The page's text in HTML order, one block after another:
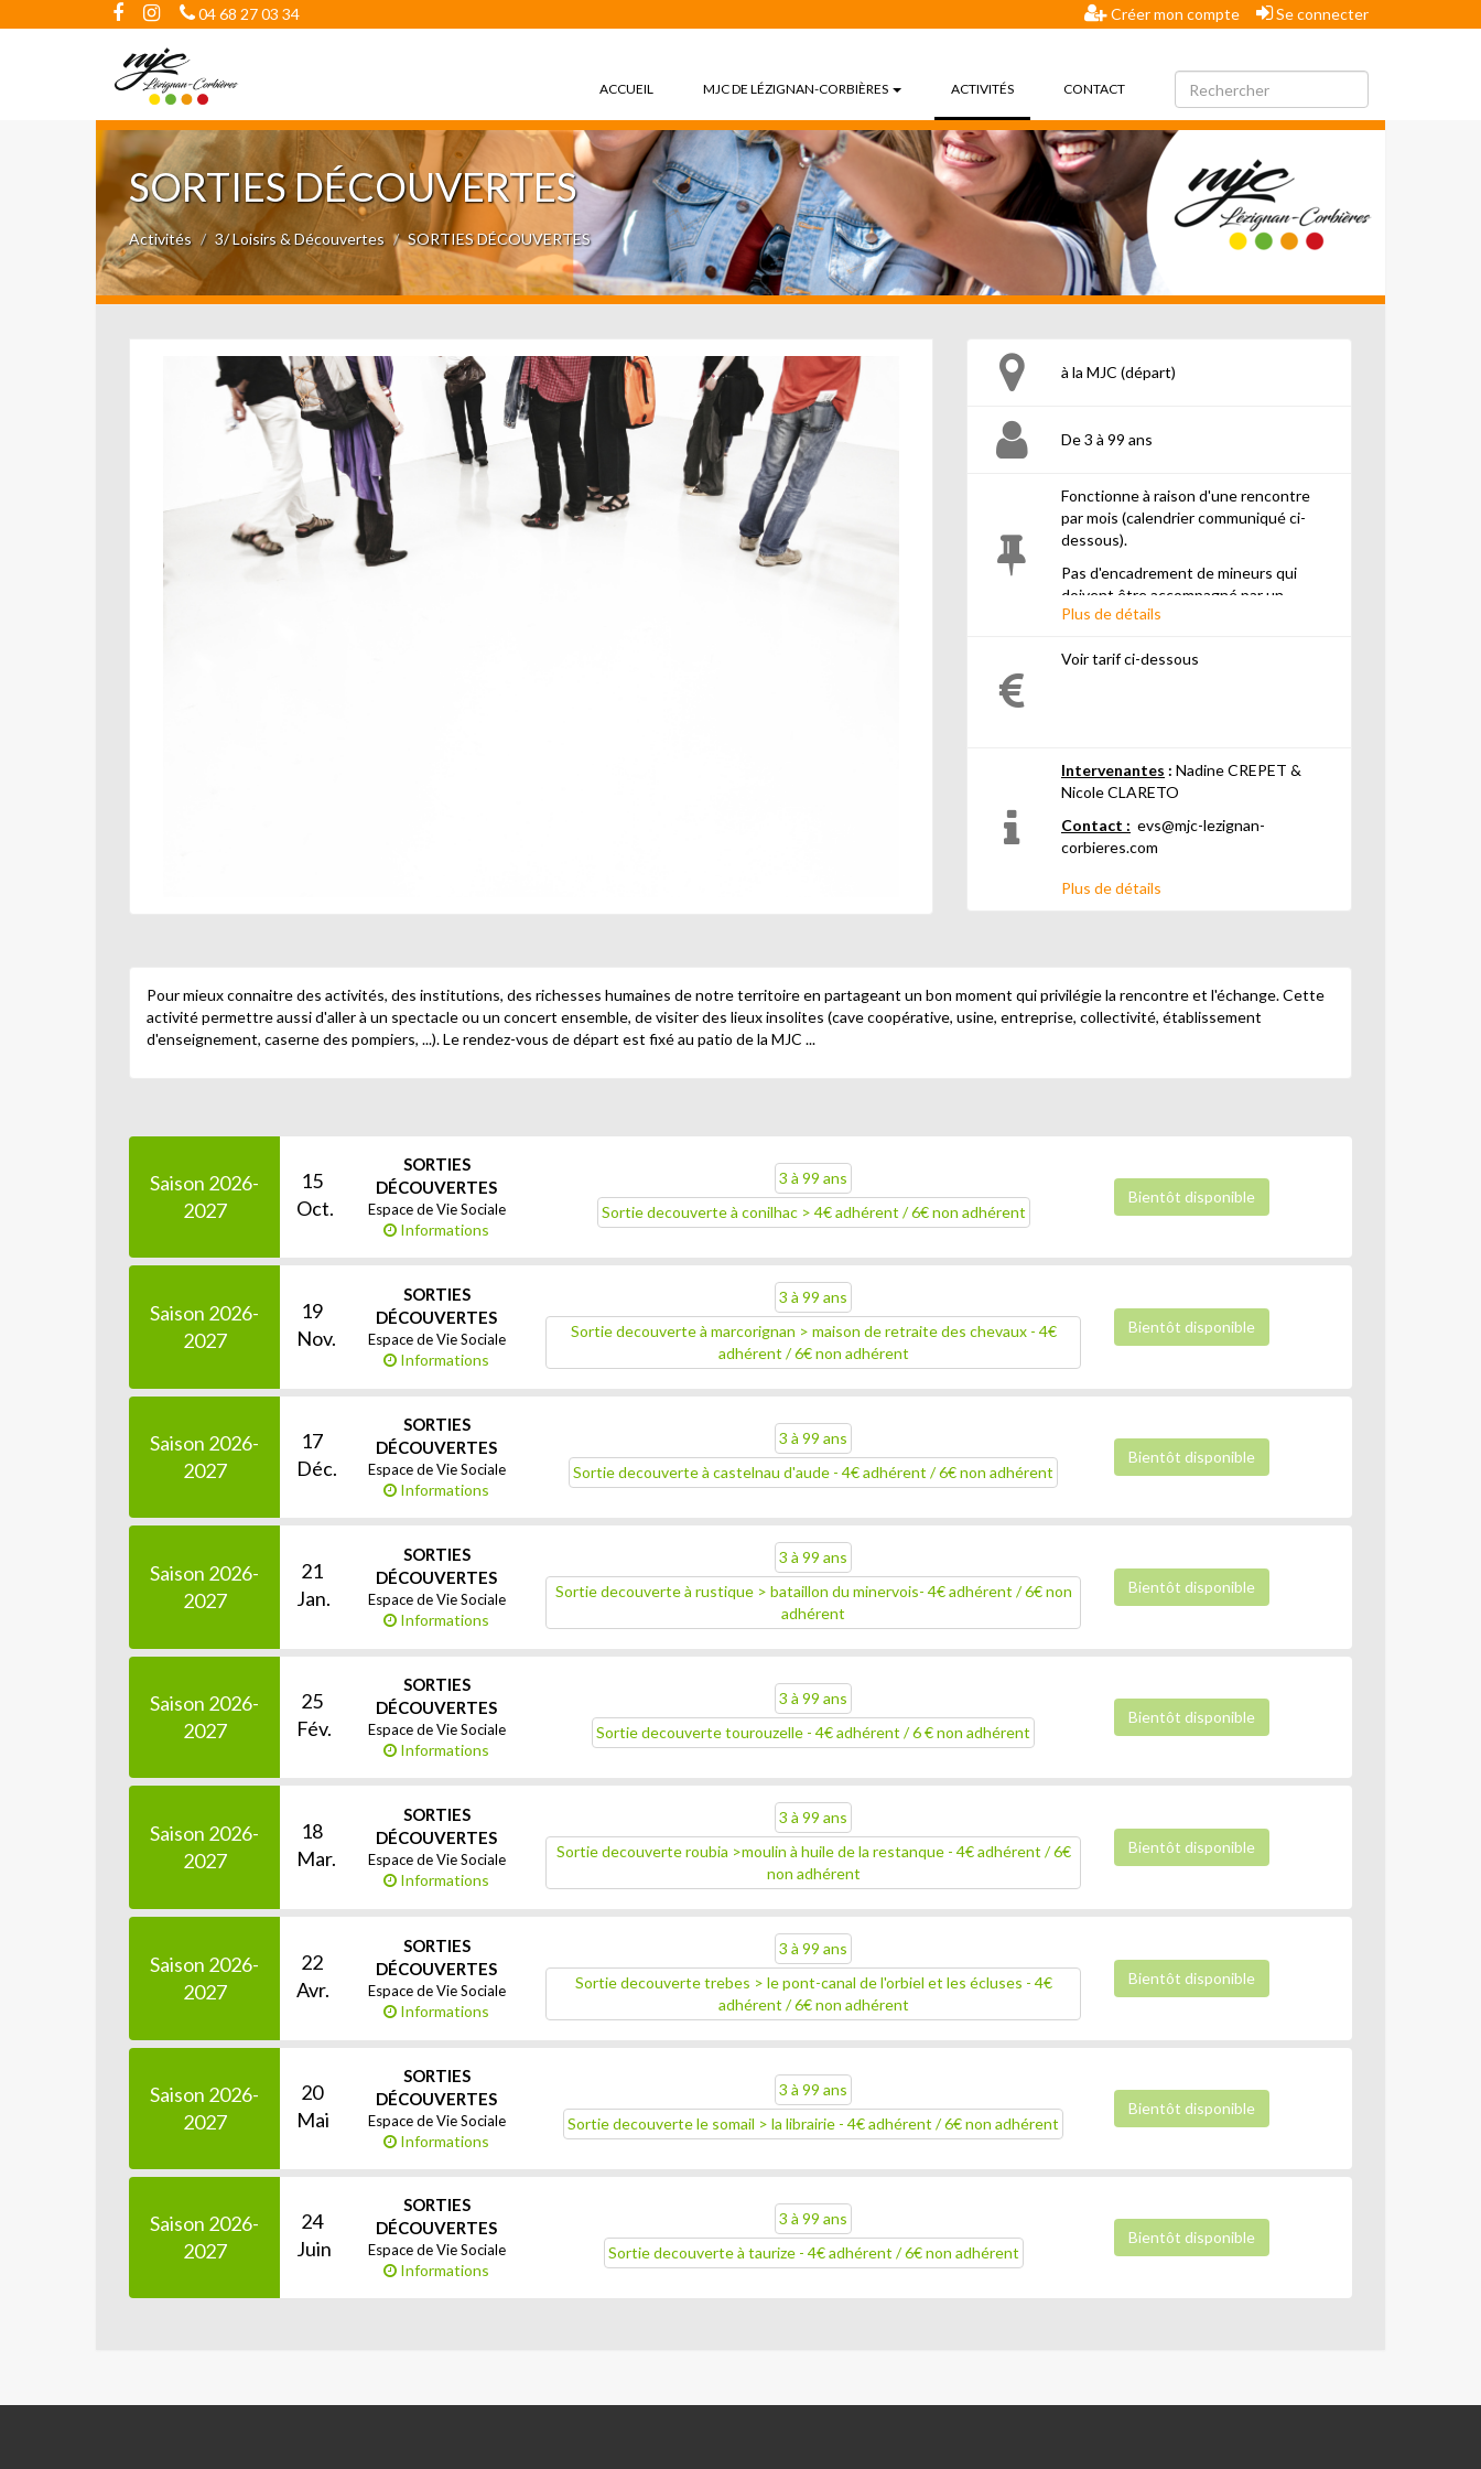
04 68 27 03 34 Créer mon compte Se connecter
ACCUEIL MJC DE LÉZIGNAN-CORBIÈRES ACTIVITÉS(CURRENT)CONTACT
SORTIES DÉCOUVERTES
Activités 3/ Loisirs & Découvertes SORTIES DÉCOUVERTES
à la MJC (départ)
De 3 à 99 ans
Fonctionne à raison d'une rencontre
par mois (calendrier communiqué ci-
dessous).
Pas d'encadrement de mineurs qui
doivent être accompagné par un
membre majeur de la famille.
Action proposée dans le cadre de
Plus de détails
Voir tarif ci-dessous
Intervenantes : Nadine CREPET &
Nicole CLARETO
Contact : evs@mjc-lezignan-
corbieres.com
Plus de détails
Pour mieux connaitre des activités, des institutions, des richesses humaines de notre territoire en partageant un bon moment qui privilégie la rencontre et l'échange. Cette
activité permettre aussi d'aller à un spectacle ou un concert ensemble, de visiter des lieux insolites (cave coopérative, usine, entreprise, collectivité, établissement
d'enseignement, caserne des pompiers, ...). Le rendez-vous de départ est fixé au patio de la MJC ...
Saison 2026-
2027
15
Oct.
SORTIES
DÉCOUVERTES
Espace de Vie Sociale
Informations
3 à 99 ans
Sortie decouverte à conilhac > 4€ adhérent / 6€ non adhérent
Bientôt disponible
Saison 2026-
2027
19
Nov.
SORTIES
DÉCOUVERTES
Espace de Vie Sociale
Informations
3 à 99 ans
Sortie decouverte à marcorignan > maison de retraite des chevaux - 4€
adhérent / 6€ non adhérent
Bientôt disponible
Saison 2026-
2027
17
Déc.
SORTIES
DÉCOUVERTES
Espace de Vie Sociale
Informations
3 à 99 ans
Sortie decouverte à castelnau d'aude - 4€ adhérent / 6€ non adhérent
Bientôt disponible
Saison 2026-
2027
21
Jan.
SORTIES
DÉCOUVERTES
Espace de Vie Sociale
Informations
3 à 99 ans
Sortie decouverte à rustique > bataillon du minervois- 4€ adhérent / 6€ non
adhérent
Bientôt disponible
Saison 2026-
2027
25
Fév.
SORTIES
DÉCOUVERTES
Espace de Vie Sociale
Informations
3 à 99 ans
Sortie decouverte tourouzelle - 4€ adhérent / 6 € non adhérent
Bientôt disponible
Saison 2026-
2027
18
Mar.
SORTIES
DÉCOUVERTES
Espace de Vie Sociale
Informations
3 à 99 ans
Sortie decouverte roubia >moulin à huile de la restanque - 4€ adhérent / 6€
non adhérent
Bientôt disponible
Saison 2026-
2027
22
Avr.
SORTIES
DÉCOUVERTES
Espace de Vie Sociale
Informations
3 à 99 ans
Sortie decouverte trebes > le pont-canal de l'orbiel et les écluses - 4€
adhérent / 6€ non adhérent
Bientôt disponible
Saison 2026-
2027
20
Mai
SORTIES
DÉCOUVERTES
Espace de Vie Sociale
Informations
3 à 99 ans
Sortie decouverte le somail > la librairie - 4€ adhérent / 6€ non adhérent
Bientôt disponible
Saison 2026-
2027
24
Juin
SORTIES
DÉCOUVERTES
Espace de Vie Sociale
Informations
3 à 99 ans
Sortie decouverte à taurize - 4€ adhérent / 6€ non adhérent
Bientôt disponible